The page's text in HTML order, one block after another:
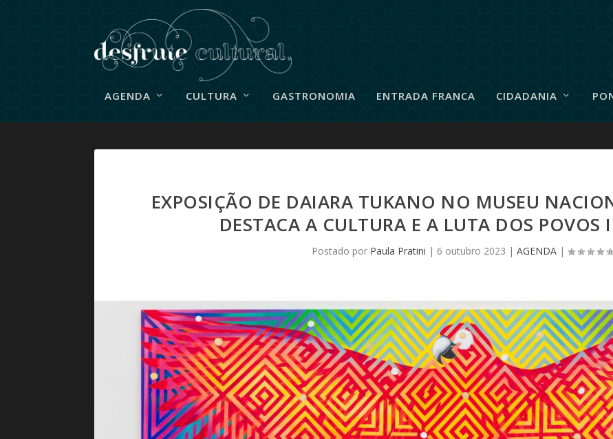
AGENDA CULTURA GASTRONOMIA ENTRADA FRANCA CIDADANIA
EXPOSIÇÃO DE DAIARA TUKANO NO MUSEU
DESTACA A CULTURA E A LUTA DOS POVOS
Postado por Paula Pratini | 6 outubro 2023 | AGENDA |